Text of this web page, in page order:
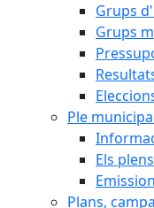
Grups
Grups
Ple
Els plens
Plans,